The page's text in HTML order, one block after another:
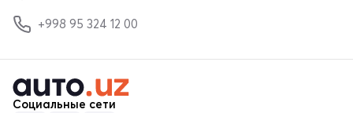
+998 95 324 12 00
Социальные сети